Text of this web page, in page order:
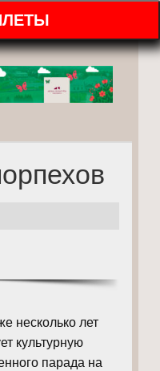
несколько лет
культурную
парада на